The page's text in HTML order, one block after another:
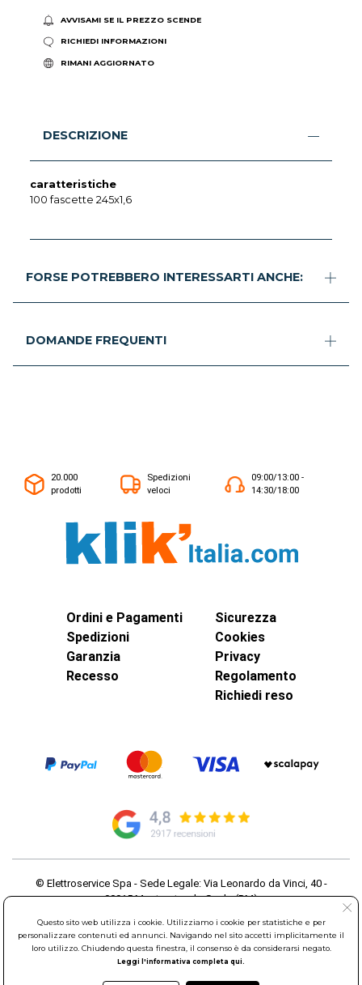
AVVISAMI SE IL PREZZO SCENDE
RICHIEDI INFORMAZIONI
RIMANI AGGIORNATO
DESCRIZIONE
caratteristiche
100 fascette 245x1,6
FORSE POTREBBERO INTERESSARTI ANCHE:
DOMANDE FREQUENTI
20.000
prodotti
Spedizioni
veloci
09:00/13:00 -
14:30/18:00
Ordini e Pagamenti
Spedizioni
Garanzia
Recesso
Sicurezza
Cookies
Privacy
Regolamento
Richiedi reso
© Elettroservice Spa - Sede Legale: Via Leonardo da Vinci, 40 -
00015 Monterotondo Scalo (RM)
Sociale 1.600.000,00 Euro i.v. Iscritto al Registro delle Imprese di
Roma REA: RM-535144
Sede Operativa: Via Leonardo da Vinci, 40 - 00015 Monterotondo
Questo sito web utilizza i cookie. Utilizziamo i cookie per statistiche e per
personalizzare contenuti ed annunci. Navigando nel sito accetti implicitamente il
loro utilizzo. Chiudendo questa finestra, il consenso è da considerarsi negato.
Leggi l'informativa completa qui.